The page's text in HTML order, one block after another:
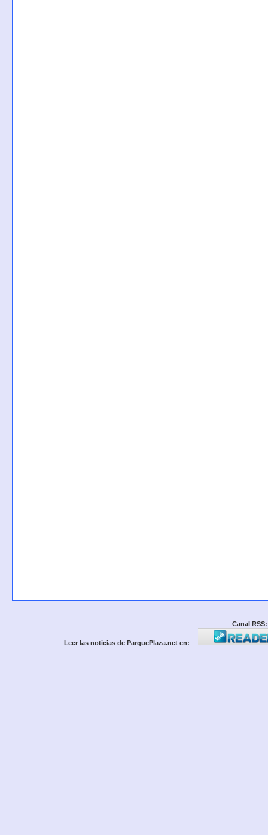
Canal RSS:
Leer las noticias de ParquePlaza.net en: